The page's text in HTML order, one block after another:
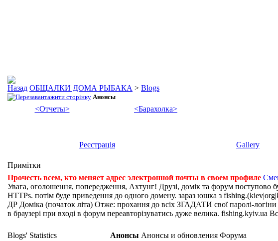
ОБЩАЛКИ ДОМА РЫБАКА > Blogs
Анонсы
<Отчеты>
<Барахолка>
Реєстрація Gallery
Примітки
Прочесть всем, кто меняет адрес электронной почты в своем профиле
Увага, оголошення, попередження, Ахтунг! Друзі, домік та форум поступово
HTTPs. потім буде приведення до одного домену. зараз юшка з
ДР Доміка (початок літа) Отже: прохання до всіх ЗГАДАТИ свої паролі-
в браузері при вході в форум переавторізуватись дуже велика. fishing.kyiv.ua
Анонсы Анонсы и обновления Форума
Blogs' Statistics